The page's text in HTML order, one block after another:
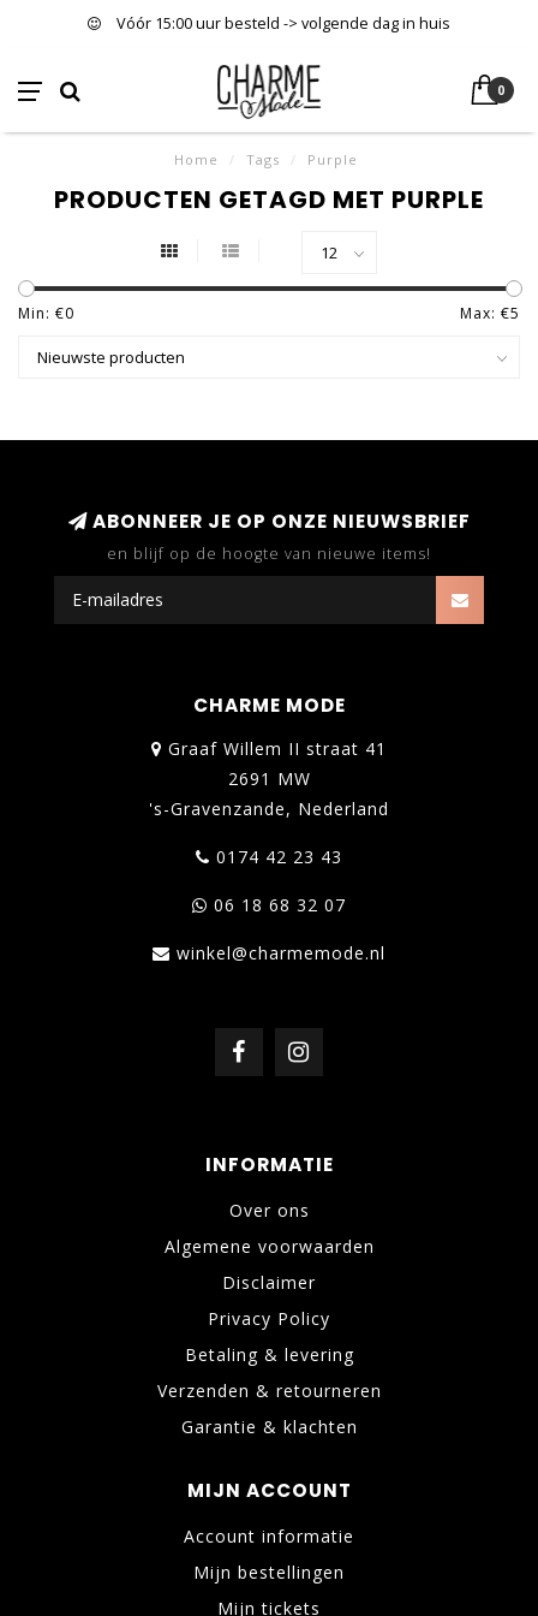
Vóór 15:00 uur besteld -> volgende dag in huis
0
Home / Tags / Purple
PRODUCTEN GETAGD MET PURPLE
Min: €0 Max: €5
ABONNEER JE OP ONZE NIEUWSBRIEF
en blijf op de hoogte van nieuwe items!
CHARME MODE
Graaf Willem II straat 41
2691 MW
's-Gravenzande, Nederland
0174 42 23 43
06 18 68 32 07
winkel@charmemode.nl
INFORMATIE
Over ons
Algemene voorwaarden
Disclaimer
Privacy Policy
Betaling & levering
Verzenden & retourneren
Garantie & klachten
MIJN ACCOUNT
Account informatie
Mijn bestellingen
Mijn tickets